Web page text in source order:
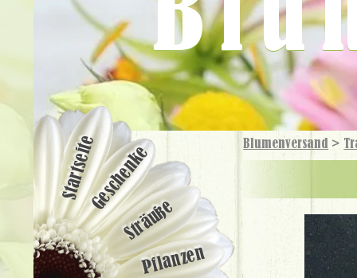
Blumenversand >
StartseiteGeschenke
Sträuße
Pflanzen